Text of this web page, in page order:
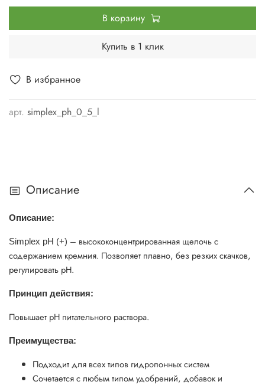
В избранное
арт. simplex_ph_0_5_l
В корзину
Купить в 1 клик
Описание
Описание:
Simplex pH (+) – высококонцентрированная щелочь с
содержанием кремния. Позволяет плавно, без резких скачков,
регулировать рН.
Принцип действия:
Повышает рН питательного раствора.
Преимущества:
Подходит для всех типов гидропонных систем
Сочетается с любым типом удобрений, добавок и